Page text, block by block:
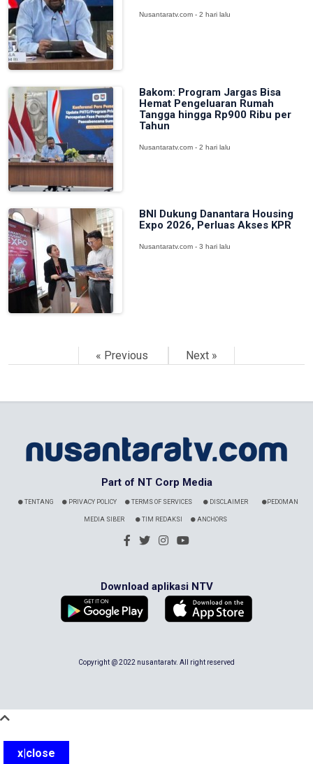
Nusantaratv.com - 2 hari lalu
Bakom: Program Jargas Bisa
Hemat Pengeluaran Rumah
Tangga hingga Rp900 Ribu per
Tahun
Nusantaratv.com - 2 hari lalu
BNI Dukung Danantara Housing
Expo 2026, Perluas Akses KPR
Nusantaratv.com - 3 hari lalu
« Previous Next »
Part of NT Corp Media
TENTANG PRIVACY POLICY TERMS OF SERVICES DISCLAIMER PEDOMAN
MEDIA SIBER TIM REDAKSI ANCHORS
Download aplikasi NTV
Copyright @ 2022 nusantaratv. All right reserved
x|close